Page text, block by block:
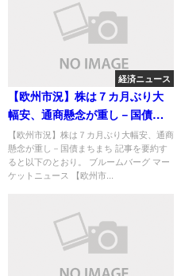
経済ニュース
【欧州市況】株は７カ月ぶり大
幅安、通商懸念が重し－国債ま
ちまち
【欧州市況】株は７カ月ぶり大幅安、通商
懸念が重し－国債まちまち 記事を要約す
ると以下のとおり。 ブルームバーグ マー
ケットニュース 【欧州市...